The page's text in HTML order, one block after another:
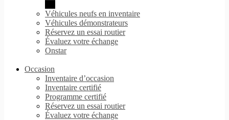
Véhicules neufs en inventaire
Véhicules démonstrateurs
Réservez un essai routier
Évaluez votre échange
Onstar
Occasion
Inventaire d’occasion
Inventaire certifié
Programme certifié
Réservez un essai routier
Évaluez votre échange